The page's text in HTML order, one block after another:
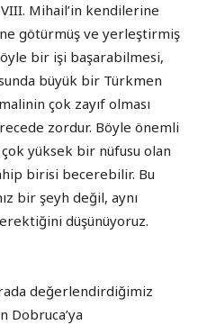
Mihail’in kendilerine
götürmüş ve yerleştirmiş
bir işi başarabilmesi,
büyük bir Türkmen
çok zayıf olması
zordur. Böyle önemli
yüksek bir nüfusu olan
birisi becerebilir. Bu
bir şeyh değil, aynı
düşünüyoruz.
değerlendirdiğimiz
Dobruca’ya